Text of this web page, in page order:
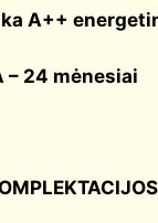
A++
– 24 mėnesiai